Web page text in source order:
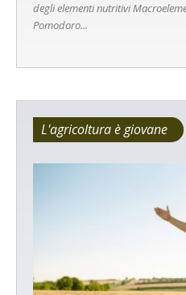
degli elementi nutritivi
Pomodoro...
L'agricoltura è giovane